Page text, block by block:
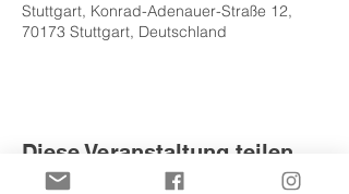
Stuttgart, Konrad-Adenauer-Straße 12,
70173 Stuttgart, Deutschland
Diese Veranstaltung teilen